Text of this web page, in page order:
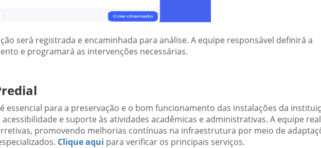
será registrada e encaminhada para análise. A equipe responsável definirá a
e programará as intervenções necessárias.
essencial para a preservação e o bom funcionamento das instalações da
e suporte às atividades acadêmicas e administrativas. A equipe
promovendo melhorias contínuas na infraestrutura por meio de
Clique aqui para verificar os principais serviços.